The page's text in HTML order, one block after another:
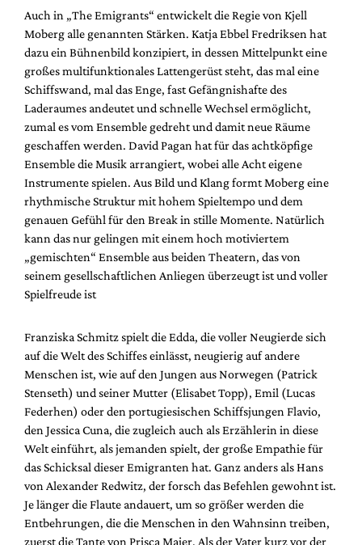
Auch in „The Emigrants“ entwickelt die Regie von Kjell
Moberg alle genannten Stärken. Katja Ebbel Fredriksen hat
dazu ein Bühnenbild konzipiert, in dessen Mittelpunkt eine
großes multifunktionales Lattengerüst steht, das mal eine
Schiffswand, mal das Enge, fast Gefängnishafte des
Laderaumes andeutet und schnelle Wechsel ermöglicht,
zumal es vom Ensemble gedreht und damit neue Räume
geschaffen werden. David Pagan hat für das achtköpfige
Ensemble die Musik arrangiert, wobei alle Acht eigene
Instrumente spielen. Aus Bild und Klang formt Moberg eine
rhythmische Struktur mit hohem Spieltempo und dem
genauen Gefühl für den Break in stille Momente. Natürlich
kann das nur gelingen mit einem hoch motiviertem
„gemischten“ Ensemble aus beiden Theatern, das von
seinem gesellschaftlichen Anliegen überzeugt ist und voller
Spielfreude ist
Franziska Schmitz spielt die Edda, die voller Neugierde sich
auf die Welt des Schiffes einlässt, neugierig auf andere
Menschen ist, wie auf den Jungen aus Norwegen (Patrick
Stenseth) und seiner Mutter (Elisabet Topp), Emil (Lucas
Federhen) oder den portugiesischen Schiffsjungen Flavio,
den Jessica Cuna, die zugleich auch als Erzählerin in diese
Welt einführt, als jemanden spielt, der große Empathie für
das Schicksal dieser Emigranten hat. Ganz anders als Hans
von Alexander Redwitz, der forsch das Befehlen gewohnt ist.
Je länger die Flaute andauert, um so größer werden die
Entbehrungen, die die Menschen in den Wahnsinn treiben,
zuerst die Tante von Prisca Maier. Als der Vater kurz vor der